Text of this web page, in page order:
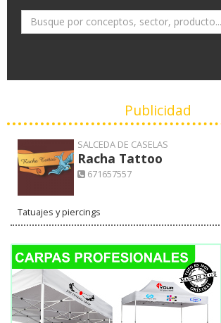
Publicidad
SALCEDA DE CASELAS
Racha Tattoo
671657557
Tatuajes y piercings